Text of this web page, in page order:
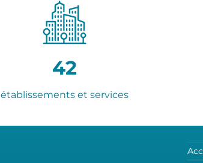
42
établissements et services